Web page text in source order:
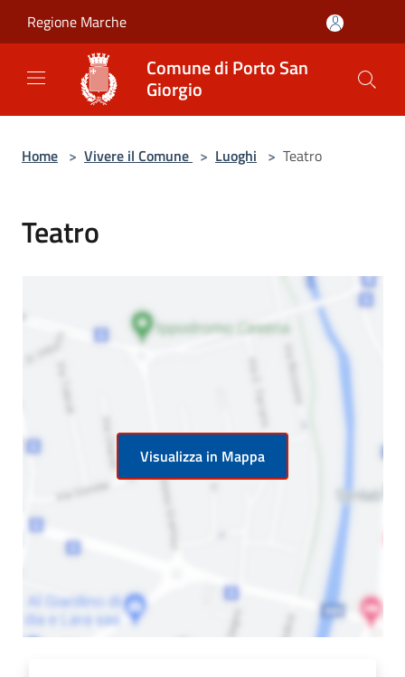
Regione Marche
Comune di Porto San
Giorgio
Home > Vivere il Comune > Luoghi > Teatro
Teatro
Visualizza in Mappa